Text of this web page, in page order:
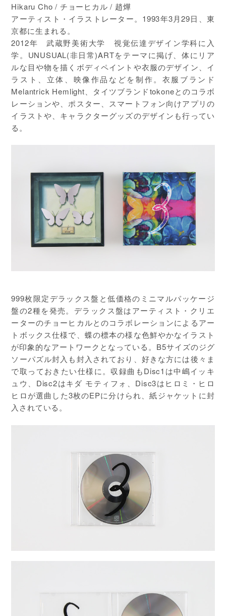
Hikaru Cho / チョーヒカル / 趙燁
アーティスト・イラストレーター。1993年3月29日、東
京都に生まれる。
2012年 武蔵野美術大学 視覚伝達デザイン学科に入
学。UNUSUAL(非日常)ARTをテーマに掲げ、体にリア
ルな目や物を描くボディペイントや衣服のデザイン、イ
ラスト、立体、映像作品などを制作。衣服ブランド
Melantrick Hemlight、タイツブランドtokoneとのコラボ
レーションや、ポスター、スマートフォン向けアプリの
イラストや、キャラクターグッズのデザインも行ってい
る。
999枚限定デラックス盤と低価格のミニマルパッケージ
盤の2種を発売。デラックス盤はアーティスト・クリエ
ーターのチョーヒカルとのコラボレーションによるアー
トボックス仕様で、蝶の標本の様な色鮮やかなイラスト
が印象的なアートワークとなっている。B5サイズのジグ
ソーパズル封入も封入されており、好きな方には後々ま
で取っておきたい仕様に。収録曲もDisc1は中嶋イッキ
ュウ、Disc2はキダ モティフォ、Disc3はヒロミ・ヒロ
ヒロが選曲した3枚のEPに分けられ、紙ジャケットに封
入されている。